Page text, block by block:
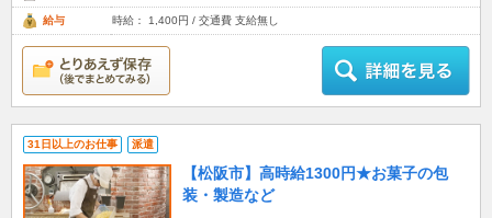
給与 時給： 1,400円 / 交通費 支給無し
31日以上のお仕事 派遣
【松阪市】高時給1300円★お菓子の包
装・製造など